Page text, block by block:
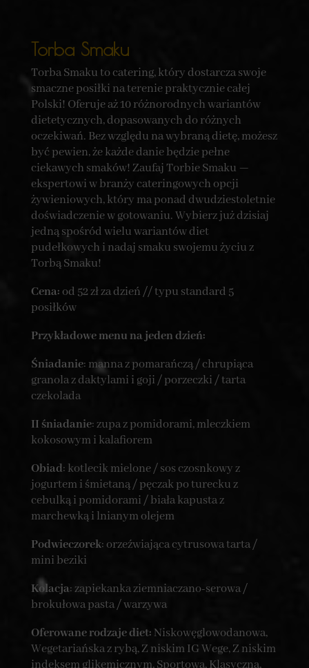
Torba Smaku
Torba Smaku to catering, który dostarcza swoje
smaczne posiłki na terenie praktycznie całej
Polski! Oferuje aż 10 różnorodnych wariantów
dietetycznych, dopasowanych do różnych
oczekiwań. Bez względu na wybraną dietę, możesz
być pewien, że każde danie będzie pełne
ciekawych smaków! Zaufaj Torbie Smaku —
ekspertowi w branży cateringowych opcji
żywieniowych, który ma ponad dwudziestoletnie
doświadczenie w gotowaniu. Wybierz już dzisiaj
jedną spośród wielu wariantów diet
pudełkowych i nadaj smaku swojemu życiu z
Torbą Smaku!
Cena: od 52 zł za dzień // typu standard 5
posiłków
Przykładowe menu na jeden dzień:
Śniadanie: manna z pomarańczą / chrupiąca
granola z daktylami i goji / porzeczki / tarta
czekolada
II śniadanie: zupa z pomidorami, mleczkiem
kokosowym i kalafiorem
Obiad: kotlecik mielone / sos czosnkowy z
jogurtem i śmietaną / pęczak po turecku z
cebulką i pomidorami / biała kapusta z
marchewką i lnianym olejem
Podwieczorek: orzeźwiająca cytrusowa tarta /
mini beziki
Kolacja: zapiekanka ziemniaczano-serowa /
brokułowa pasta / warzywa
Oferowane rodzaje diet: Niskowęglowodanowa,
Wegetariańska z rybą, Z niskim IG Wege, Z niskim